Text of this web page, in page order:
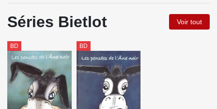
Séries Bietlot Voir tout
BD BD